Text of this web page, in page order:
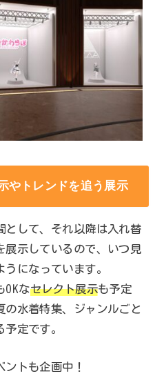
やトレンドを追う展示
して、それ以降は入れ替
展示しているので、いつ見
うになっています。
なセレクト展示も予定
の水着特集、ジャンルごと
定です。
トも企画中！